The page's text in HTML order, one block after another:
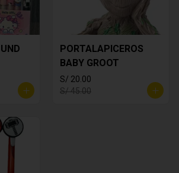
PORTALAPICEROS
BABY GROOT
S/ 20.00
S/ 45.00